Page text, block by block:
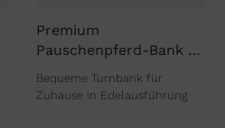
Premium
Pauschenpferd-Bank -
Echt Leder
Bequeme Turnbank für
Zuhause in Edelausführung